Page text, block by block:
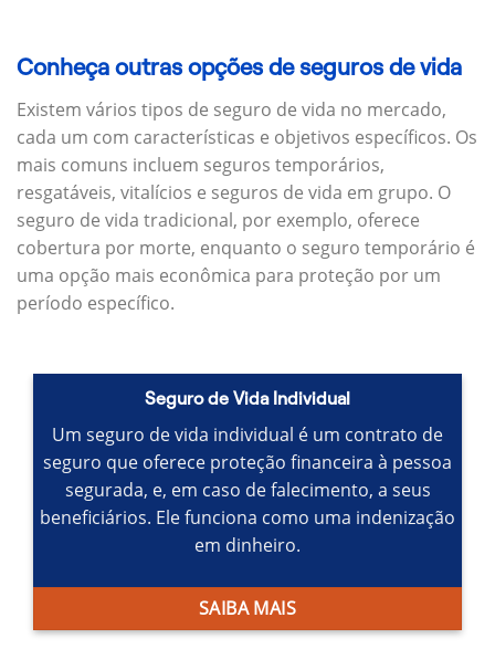
Conheça outras opções de seguros de vida
Existem vários tipos de seguro de vida no mercado,
cada um com características e objetivos específicos. Os
mais comuns incluem seguros temporários,
resgatáveis, vitalícios e seguros de vida em grupo. O
seguro de vida tradicional, por exemplo, oferece
cobertura por morte, enquanto o seguro temporário é
uma opção mais econômica para proteção por um
período específico.
Seguro de Vida Individual
Um seguro de vida individual é um contrato de
seguro que oferece proteção financeira à pessoa
segurada, e, em caso de falecimento, a seus
beneficiários. Ele funciona como uma indenização
em dinheiro.
SAIBA MAIS